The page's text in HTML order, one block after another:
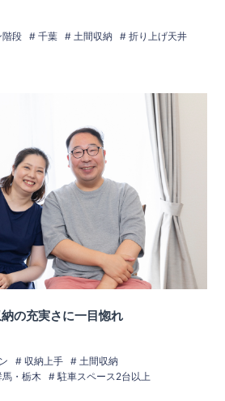
階段 千葉 土間収納
折り上げ天井
の充実さに一目惚れ
収納上手
土間収納
・栃木 駐車スペース2台以上